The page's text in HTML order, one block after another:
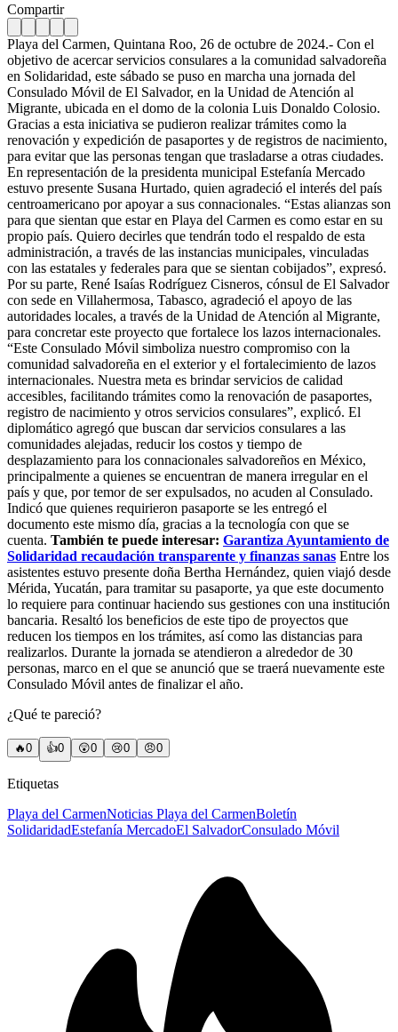
Compartir
Playa del Carmen, Quintana Roo, 26 de octubre de 2024.- Con el
objetivo de acercar servicios consulares a la comunidad salvadoreña
en Solidaridad, este sábado se puso en marcha una jornada del
Consulado Móvil de El Salvador, en la Unidad de Atención al
Migrante, ubicada en el domo de la colonia Luis Donaldo Colosio.
Gracias a esta iniciativa se pudieron realizar trámites como la
renovación y expedición de pasaportes y de registros de nacimiento,
para evitar que las personas tengan que trasladarse a otras ciudades.
En representación de la presidenta municipal Estefanía Mercado
estuvo presente Susana Hurtado, quien agradeció el interés del país
centroamericano por apoyar a sus connacionales. “Estas alianzas son
para que sientan que estar en Playa del Carmen es como estar en su
propio país. Quiero decirles que tendrán todo el respaldo de esta
administración, a través de las instancias municipales, vinculadas
con las estatales y federales para que se sientan cobijados”, expresó.
Por su parte, René Isaías Rodríguez Cisneros, cónsul de El Salvador
con sede en Villahermosa, Tabasco, agradeció el apoyo de las
autoridades locales, a través de la Unidad de Atención al Migrante,
para concretar este proyecto que fortalece los lazos internacionales.
“Este Consulado Móvil simboliza nuestro compromiso con la
comunidad salvadoreña en el exterior y el fortalecimiento de lazos
internacionales. Nuestra meta es brindar servicios de calidad
accesibles, facilitando trámites como la renovación de pasaportes,
registro de nacimiento y otros servicios consulares”, explicó. El
diplomático agregó que buscan dar servicios consulares a las
comunidades alejadas, reducir los costos y tiempo de
desplazamiento para los connacionales salvadoreños en México,
principalmente a quienes se encuentran de manera irregular en el
país y que, por temor de ser expulsados, no acuden al Consulado.
Indicó que quienes requirieron pasaporte se les entregó el
documento este mismo día, gracias a la tecnología con que se
cuenta. También te puede interesar: Garantiza Ayuntamiento de
Solidaridad recaudación transparente y finanzas sanas Entre los
asistentes estuvo presente doña Bertha Hernández, quien viajó desde
Mérida, Yucatán, para tramitar su pasaporte, ya que este documento
lo requiere para continuar haciendo sus gestiones con una institución
bancaria. Resaltó los beneficios de este tipo de proyectos que
reducen los tiempos en los trámites, así como las distancias para
realizarlos. Durante la jornada se atendieron a alrededor de 30
personas, marco en el que se anunció que se traerá nuevamente este
Consulado Móvil antes de finalizar el año.
¿Qué te pareció?
🔥0 👍0 😲0 😢0 😠0
Etiquetas
Playa del CarmenNoticias Playa del CarmenBoletín
SolidaridadEstefanía MercadoEl SalvadorConsulado Móvil